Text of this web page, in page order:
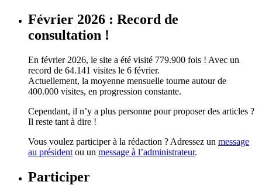
Février 2026 : Record de
consultation !
En février 2026, le site a été visité 779.900 fois ! Avec un
record de 64.141 visites le 6 février.
Actuellement, la moyenne mensuelle tourne autour de
400.000 visites, en progression constante.
Cependant, il n’y a plus personne pour proposer des articles ?
Il reste tant à dire !
Vous voulez participer à la rédaction ? Adressez un message
au président ou un message à l’administrateur.
Participer